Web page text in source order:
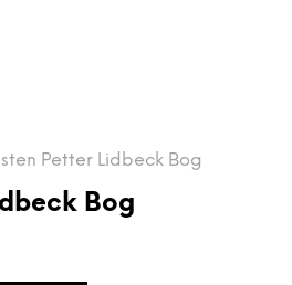
Petter Lidbeck Bog
Bog